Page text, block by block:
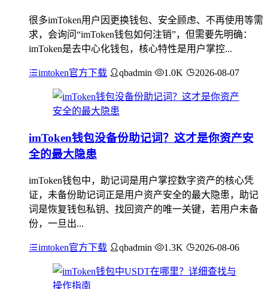
很多imToken用户因更换钱包、安全顾虑、不再使用等需
求，会询问“imToken钱包如何注销”，但需要先明确：
imToken是去中心化钱包，核心特性是用户掌控...
imtoken官方下载 qbadmin 1.0K 2026-08-07
imToken钱包没备份助记词？这才是你资产安
全的最大隐患
imToken钱包中，助记词是用户掌控数字资产的核心凭
证，未备份助记词正是用户资产安全的最大隐患，助记
词是恢复钱包私钥、找回资产的唯一关键，若用户未备
份，一旦出...
imtoken官方下载 qbadmin 1.3K 2026-08-06